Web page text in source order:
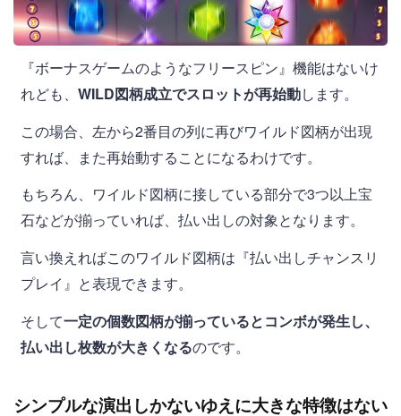
『ボーナスゲームのようなフリースピン』機能はないけ
れども、 WILD図柄成立でスロットが再始動します。
この場合、左から2番目の列に再びワイルド図柄が出現
すれば、また再始動することになるわけです。
もちろん、ワイルド図柄に接している部分で3つ以上宝
石などが揃っていれば、払い出しの対象となります。
言い換えればこのワイルド図柄は『払い出しチャンスリ
プレイ』と表現できます。
そして一定の個数図柄が揃っているとコンボが発生し、
払い出し枚数が大きくなるのです。
シンプルな演出しかないゆえに大きな特徴はない